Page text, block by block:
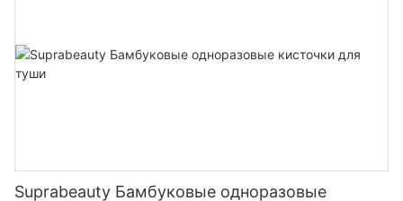
Suprabeauty Бамбуковые одноразовые